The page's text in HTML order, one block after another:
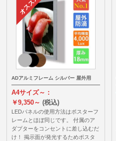
ADアルミフレーム シルバー 屋外用
A4サイズ～：
￥9,350～(税込)
LEDパネルの使用方法はポスターフ
レームとほぼ同じです。 付属のア
ダプターをコンセントに差し込むだ
け！ 掲示面が発光するためポスタ